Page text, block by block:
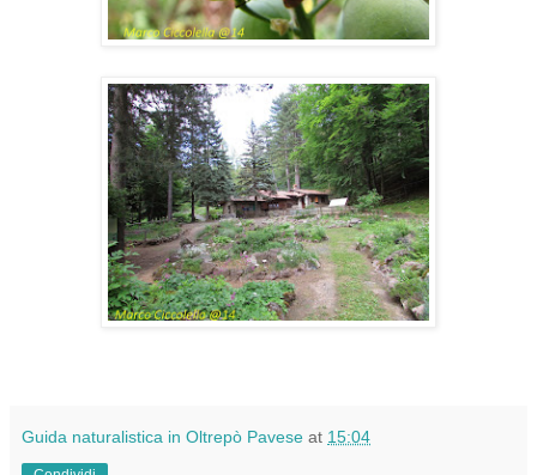
Guida naturalistica in Oltrepò Pavese at 15:04